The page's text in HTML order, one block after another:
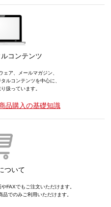
コンテンツ
ェア、メールマガジン、
ルコンテンツを中心に、
扱っています。
品購入の基礎知識
ついて
FAXでもご注文いただけます。
でのみご利用いただけます。